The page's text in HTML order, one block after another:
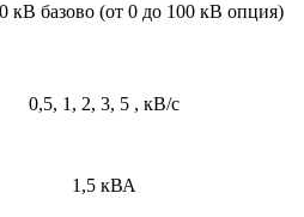
кВ базово (от 0 до 100 кВ опция)
0,5, 1, 2, 3, 5 , кВ/с
1,5 кВА